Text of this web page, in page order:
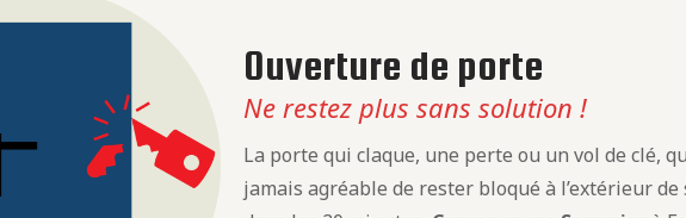
Ouverture de porte
Ne restez plus sans solution !
La porte qui claque, une perte ou un vol de clé,
jamais agréable de rester bloqué à l’extérieur